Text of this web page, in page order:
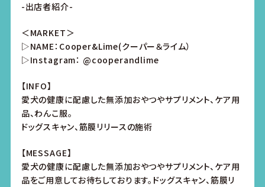
-出店者紹介-
＜MARKET＞
▷NAME：Cooper&Lime(クーパー＆ライム）
▷Instagram： @cooperandlime
【INFO】
愛犬の健康に配慮した無添加おやつやサプリメント、ケア用
品、わんこ服。
ドッグスキャン、筋膜リリースの施術
【MESSAGE】
愛犬の健康に配慮した無添加おやつやサプリメント、ケア用
品をご用意してお待ちしております。ドッグスキャン、筋膜リ